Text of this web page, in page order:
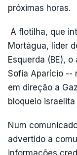
próximas horas.
A flotilha, que
Mortágua, líder
Esquerda (BE),
Sofia Aparício --
em direção a
bloqueio
Num
advertido a
informações